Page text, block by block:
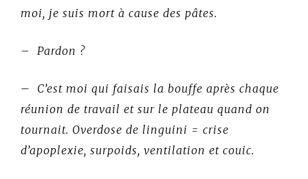
moi, je suis mort à cause des pâtes.
– Pardon ?
– C’est moi qui faisais la bouffe après chaque
réunion de travail et sur le plateau quand on
tournait. Overdose de linguini = crise
d’apoplexie, surpoids, ventilation et couic.